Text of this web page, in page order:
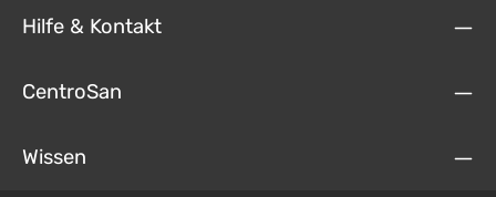
Hilfe & Kontakt
CentroSan
Wissen